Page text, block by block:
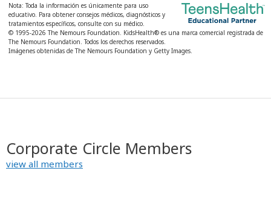
Nota: Toda la información es únicamente para uso
educativo. Para obtener consejos médicos, diagnósticos y
tratamientos específicos, consulte con su médico.
© 1995-2026 The Nemours Foundation. KidsHealth® es una marca comercial registrada de
The Nemours Foundation. Todos los derechos reservados.
Imágenes obtenidas de The Nemours Foundation y Getty Images.
Corporate Circle Members
view all members